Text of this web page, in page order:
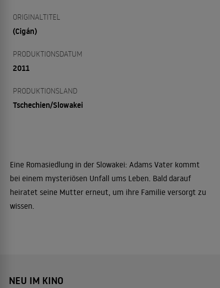
ORIGINALTITEL
(Cigán)
PRODUKTIONSDATUM
2011
PRODUKTIONSLAND
Tschechien/Slowakei
Eine Romasiedlung in der Slowakei: Adams Vater kommt
bei einem mysteriösen Unfall ums Leben. Bald darauf
heiratet seine Mutter erneut, um ihre Familie versorgt zu
wissen.
NEU IM KINO